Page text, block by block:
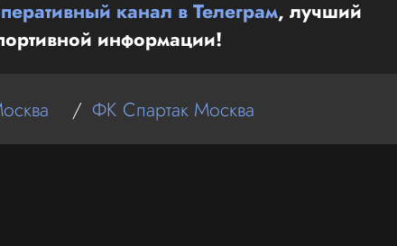
канал в Телеграм, лучший
информации!
/ ФК Спартак Москва